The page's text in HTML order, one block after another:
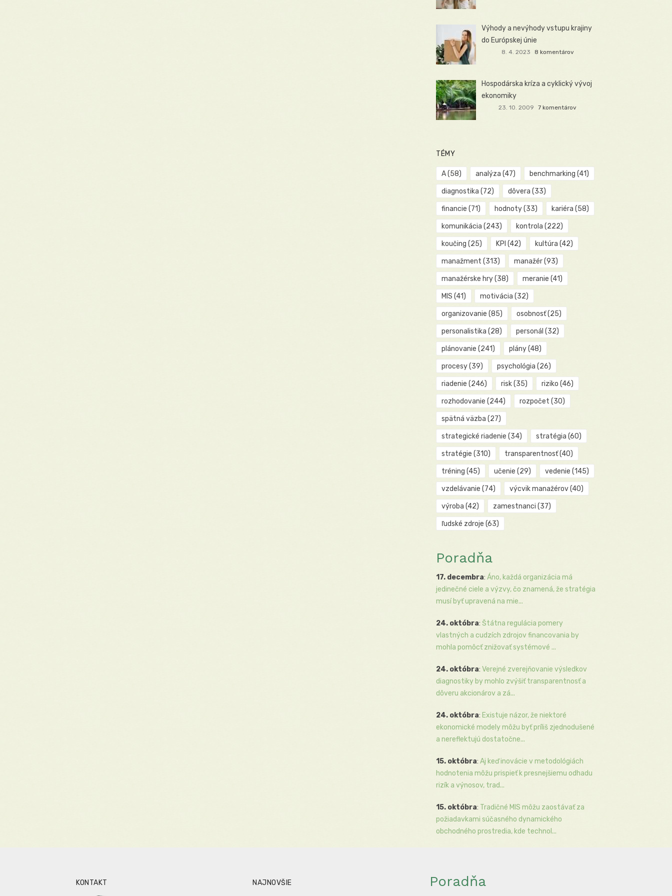
Výhody a nevýhody vstupu krajiny
do Európskej únie
8. 4. 2023 8 komentárov
Hospodárska kríza a cyklický vývoj
ekonomiky
23. 10. 2009 7 komentárov
TÉMY
A(58) analýza (47) benchmarking (41)
diagnostika (72) dôvera (33)
financie (71) hodnoty(33) kariéra (58)
komunikácia (243) kontrola (222)
koučing (25) KPI (42) kultúra (42)
manažment (313) manažér(93)
manažérske hry(38) meranie (41)
MIS (41) motivácia (32)
organizovanie (85) osobnosť(25)
personalistika (28) personál (32)
plánovanie (241) plány(48)
procesy(39) psychológia (26)
riadenie (246) risk(35) riziko (46)
rozhodovanie (244) rozpočet (30)
spätná väzba (27)
strategické riadenie (34) stratégia (60)
stratégie (310) transparentnosť(40)
tréning (45) učenie (29) vedenie (145)
vzdelávanie (74) výcvik manažérov(40)
výroba (42) zamestnanci (37)
ľudské zdroje (63)
Poradňa
17. decembra: Áno, každá organizácia má
jedinečné ciele a výzvy, čo znamená, že stratégia
musí byť upravená na mie...
24. októbra: Štátna regulácia pomery
vlastných a cudzích zdrojov financovania by
mohla pomôcť znižovať systémové ...
24. októbra: Verejné zverejňovanie výsledkov
diagnostiky by mohlo zvýšiť transparentnosť a
dôveru akcionárov a zá...
24. októbra: Existuje názor, že niektoré
ekonomické modely môžu byť príliš zjednodušené
a nereflektujú dostatočne...
15. októbra: Aj keď inovácie v metodológiách
hodnotenia môžu prispieť k presnejšiemu odhadu
rizík a výnosov, trad...
15. októbra: Tradičné MIS môžu zaostávať za
požiadavkami súčasného dynamického
obchodného prostredia, kde technol...
KONTAKT NAJNOVŠIE Poradňa